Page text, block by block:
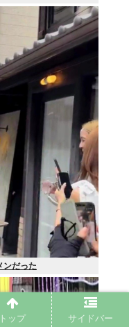
ンだった
トップ サイドバー